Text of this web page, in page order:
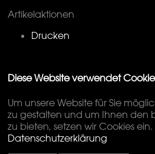
Artikelaktionen
Drucken
Diese Website verwendet
Um unsere Website für Sie
zu gestalten und um Ihnen den
zu bieten, setzen wir Cookies
Datenschutzerklärung